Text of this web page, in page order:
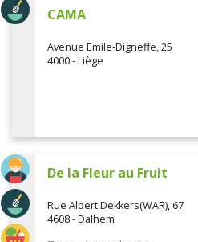
CAMA
Avenue Emile-Digneffe, 25
4000 - Liège
De la Fleur au Fruit
Rue Albert Dekkers(WAR), 67
4608 - Dalhem